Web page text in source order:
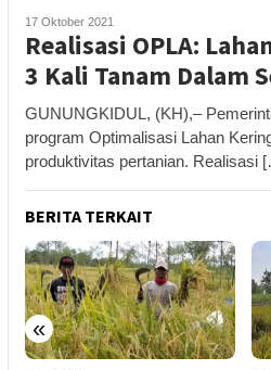
17 Oktober 2021
Realisasi OPLA:
3 Kali Tanam Dalam
GUNUNGKIDUL, (KH),–
program Optimalisasi Lahan
produktivitas pertanian. Realisasi
BERITA TERKAIT
«